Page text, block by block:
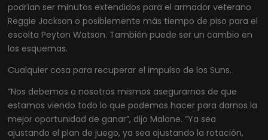
podrían ser minutos extendidos para el armador veterano
Reggie Jackson o posiblemente más tiempo de piso para el
escolta Peyton Watson. También puede ser un cambio en
los esquemas.
Cualquier cosa para recuperar el impulso de los Suns.
“Nos debemos a nosotros mismos asegurarnos de que
estamos viendo todo lo que podemos hacer para darnos la
mejor oportunidad de ganar”, dijo Malone. “Ya sea
ajustando el plan de juego, ya sea ajustando la rotación,